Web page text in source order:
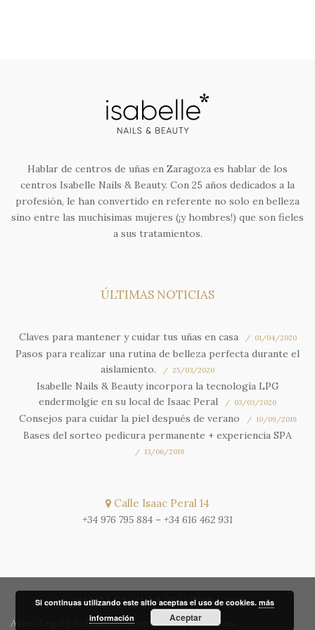
Hablar de centros de uñas en Zaragoza es hablar de los
centros Isabelle Nails & Beauty. Con 25 años dedicados a la
profesión, le han convertido en referente no solo en belleza
sino entre las muchísimas mujeres (¡y hombres!) que son fieles
a sus tratamientos.
ÚLTIMAS NOTICIAS
Claves para mantener y cuidar tus uñas en casa 01/04/2020
Pasos para realizar una rutina de belleza perfecta durante el
aislamiento.
25/03/2020
Isabelle Nails & Beauty incorpora la tecnología LPG
endermolgie en su local de Isaac Peral
03/03/2020
Consejos para cuidar la piel después de verano 10/09/2019
Bases del sorteo pedicura permanente + experiencia SPA
13/06/2019
Calle Isaac Peral 14
+34 976 795 884 – +34 616 462 931
ISABELLE NAILS & BEAUTY® | 2018
Aviso Legal
Política de Devoluciones|Cookies
Si continuas utilizando este sitio aceptas el uso de cookies.más
información
Aceptar